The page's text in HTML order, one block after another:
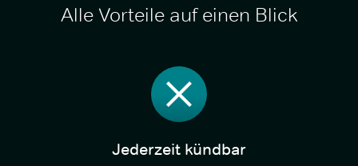
Alle Vorteile auf einen Blick
Jederzeit kündbar